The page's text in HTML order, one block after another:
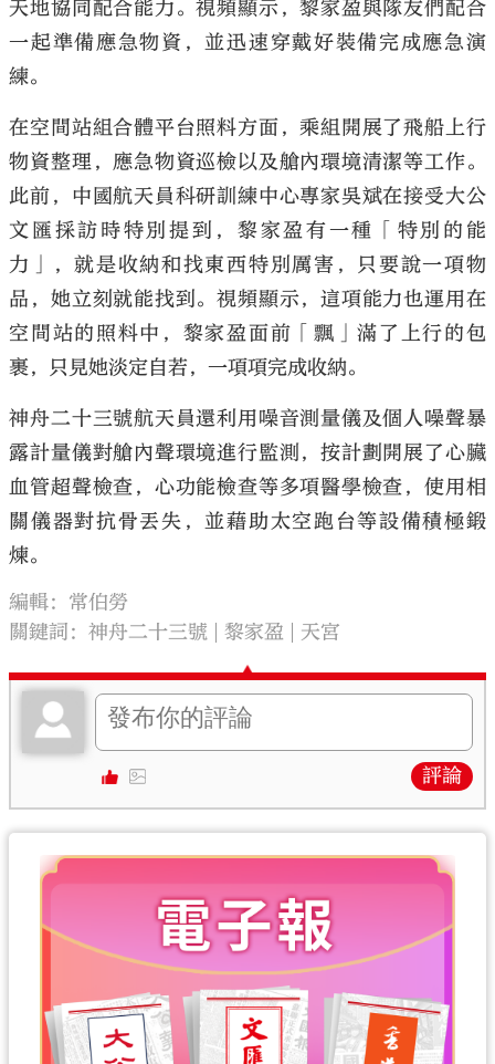
天地協同配合能力。視頻顯示，黎家盈與隊友們配合
一起準備應急物資，並迅速穿戴好裝備完成應急演
練。
在空間站組合體平台照料方面，乘組開展了飛船上行
物資整理，應急物資巡檢以及艙內環境清潔等工作。
此前，中國航天員科研訓練中心專家吳斌在接受大公
文匯採訪時特別提到，黎家盈有一種「特別的能
力」，就是收納和找東西特別厲害，只要說一項物
品，她立刻就能找到。視頻顯示，這項能力也運用在
空間站的照料中，黎家盈面前「飄」滿了上行的包
裹，只見她淡定自若，一項項完成收納。
神舟二十三號航天員還利用噪音測量儀及個人噪聲暴
露計量儀對艙內聲環境進行監測，按計劃開展了心臟
血管超聲檢查，心功能檢查等多項醫學檢查，使用相
關儀器對抗骨丟失，並藉助太空跑台等設備積極鍛
煉。
編輯：常伯勞
關鍵詞：神舟二十三號 黎家盈 天宮
評論